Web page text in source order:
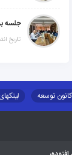
تاریخ
توسعه